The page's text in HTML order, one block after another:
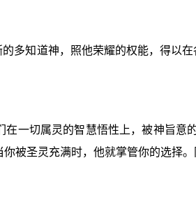
多知道神，照他荣耀的权能，得以
一切属灵的智慧悟性上，被神旨意
被圣灵充满时，他就掌管你的选择